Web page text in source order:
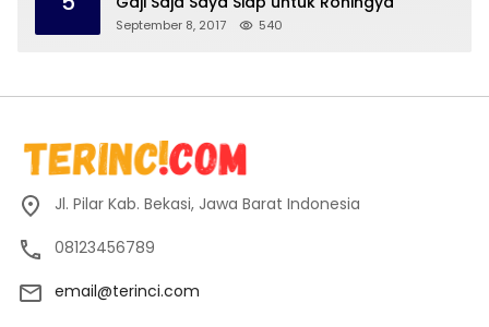
September 8, 2017 540
Jl. Pilar Kab. Bekasi, Jawa Barat Indonesia
08123456789
email@terinci.com